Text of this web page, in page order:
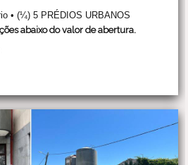
• (¼) 5 PRÉDIOS URBANOS
abaixo do valor de abertura.